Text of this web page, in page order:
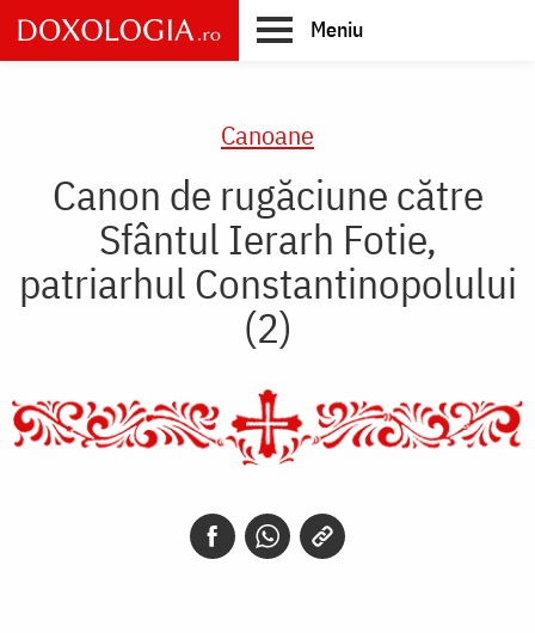
Skip
to
main
Meniu
Canoane
Canon de rugăciune către
Sfântul Ierarh Fotie,
patriarhul Constantinopolului
(2)